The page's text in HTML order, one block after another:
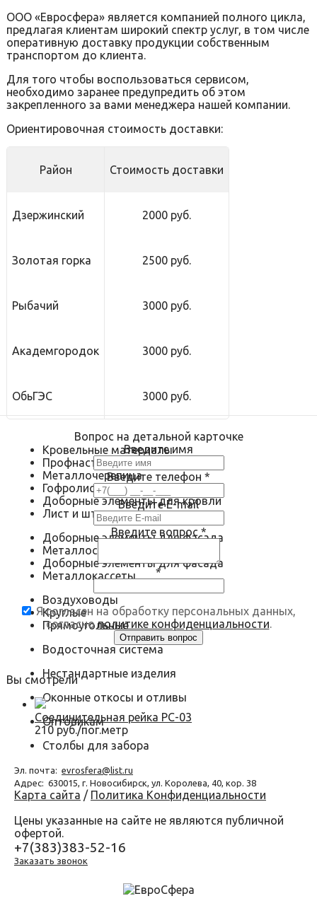
ООО «Евросфера» является компанией полного цикла,
предлагая клиентам широкий спектр услуг, в том числе
оперативную доставку продукции собственным
транспортом до клиента.
Для того чтобы воспользоваться сервисом,
необходимо заранее предупредить об этом
закрепленного за вами менеджера нашей компании.
Ориентировочная стоимость доставки:
Район Стоимость доставки
Дзержинский 2000 руб.
Золотая горка 2500 руб.
Рыбачий 3000 руб.
Академгородок 3000 руб.
ОбьГЭС 3000 руб.
Вопрос на детальной карточке
Введите имя
Введите телефон *
Введите E-mail
Введите вопрос *
*
Я согласен на обработку персональных данных,
согласнополитике конфиденциальности.
Вы смотрели
Соединительная рейка РС-03
210 руб./пог.метр
Кровельные материалы
Профнастил
Металлочерепица
Гофролист
Доборные элементы для кровли
Лист и штрипс
Доборные элементы для фасада
Металлосайдинг
Доборные элементы для фасада
Металлокассеты
Воздуховоды
Круглые
Прямоугольные
Водосточная система
Нестандартные изделия
Оконные откосы и отливы
Оптовикам
Столбы для забора
Эл. почта: evrosfera@list.ru
Адрес: 630015, г. Новосибирск, ул. Королева, 40, кор. 38
Карта сайта / Политика Конфиденциальности
Цены указанные на сайте не являются публичной
офертой.
+7(383)383-52-16
Заказать звонок